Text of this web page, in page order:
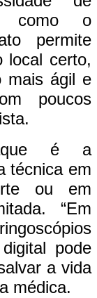
como o
permite
local certo,
mais ágil e
poucos
é a
técnica em
ou em
“Em
pode
a vida
médica.